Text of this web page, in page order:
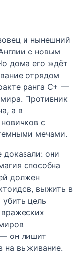
и нынешний
с новым
дома его ждёт
отрядом
ранга С+ —
Противник
а в
с
мечами.
они
способна
должен
выжить в
цель
— он лишит
на выживание.